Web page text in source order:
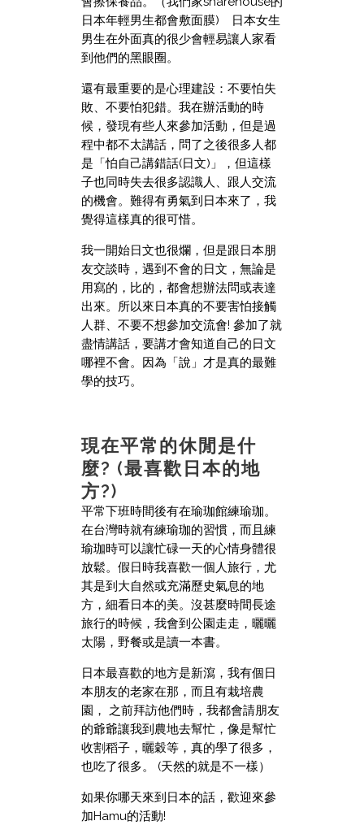
日本年輕男生都會敷面膜) 日本女生
男生在外面真的很少會輕易讓人家看
到他們的黑眼圈。
還有最重要的是心理建設：不要怕失
敗、不要怕犯錯。我在辦活動的時
候，發現有些人來參加活動，但是過
程中都不太講話，問了之後很多人都
是「怕自己講錯話(日文)」，但這樣
子也同時失去很多認識人、跟人交流
的機會。難得有勇氣到日本來了，我
覺得這樣真的很可惜。
我一開始日文也很爛，但是跟日本朋
友交談時，遇到不會的日文，無論是
用寫的，比的，都會想辦法問或表達
出來。所以來日本真的不要害怕接觸
人群、不要不想參加交流會! 參加了就
盡情講話，要講才會知道自己的日文
哪裡不會。因為「說」才是真的最難
學的技巧。
現在平常的休閒是什
麼? (最喜歡日本的地
方?)
平常下班時間後有在瑜珈館練瑜珈。
在台灣時就有練瑜珈的習慣，而且練
瑜珈時可以讓忙碌一天的心情身體很
放鬆。假日時我喜歡一個人旅行，尤
其是到大自然或充滿歷史氣息的地
方，細看日本的美。沒甚麼時間長途
旅行的時候，我會到公園走走，曬曬
太陽，野餐或是讀一本書。
日本最喜歡的地方是新瀉，我有個日
本朋友的老家在那，而且有栽培農
園， 之前拜訪他們時，我都會請朋友
的爺爺讓我到農地去幫忙，像是幫忙
收割稻子，曬穀等，真的學了很多，
也吃了很多。 (天然的就是不一樣）
如果你哪天來到日本的話，歡迎來參
加Hamu的活動!